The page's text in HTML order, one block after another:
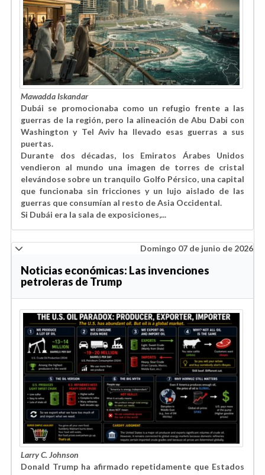
Mawadda Iskandar
Dubái se promocionaba como un refugio frente a las
guerras de la región, pero la alineación de Abu Dabi con
Washington y Tel Aviv ha llevado esas guerras a sus
puertas.
Durante dos décadas, los Emiratos Árabes Unidos
vendieron al mundo una imagen de torres de cristal
elevándose sobre un tranquilo Golfo Pérsico, una capital
que funcionaba sin fricciones y un lujo aislado de las
guerras que consumían al resto de Asia Occidental.
Si Dubái era la sala de exposiciones,...
Domingo 07 de junio de 2026
Noticias económicas: Las invenciones
petroleras de Trump
Larry C. Johnson
Donald Trump ha afirmado repetidamente que Estados